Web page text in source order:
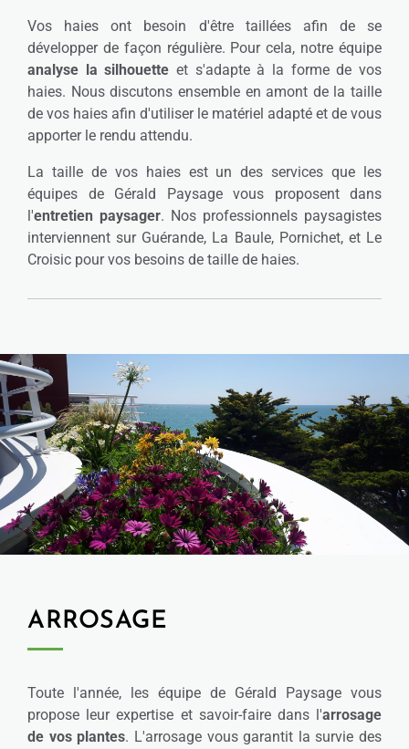
Vos haies ont besoin d'être taillées afin de se
développer de façon régulière. Pour cela, notre équipe
analyse la silhouette et s'adapte à la forme de vos
haies. Nous discutons ensemble en amont de la taille
de vos haies afin d'utiliser le matériel adapté et de vous
apporter le rendu attendu.
La taille de vos haies est un des services que les
équipes de Gérald Paysage vous proposent dans
l'entretien paysager. Nos professionnels paysagistes
interviennent sur Guérande, La Baule, Pornichet, et Le
Croisic pour vos besoins de taille de haies.
ARROSAGE
Toute l'année, les équipe de Gérald Paysage vous
propose leur expertise et savoir-faire dans l'arrosage
de vos plantes. L'arrosage vous garantit la survie des